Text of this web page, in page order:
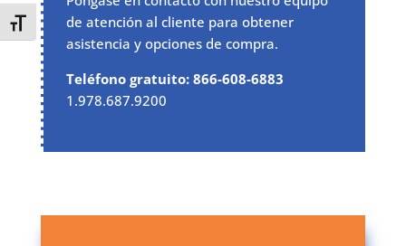
Toggle Font sizede atención al cliente para obtener
asistencia y opciones de compra.
Teléfono gratuito: 866-608-6883
1.978.687.9200